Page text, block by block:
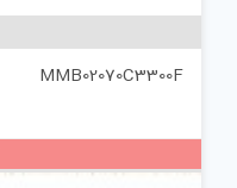
MMB02070C3300F